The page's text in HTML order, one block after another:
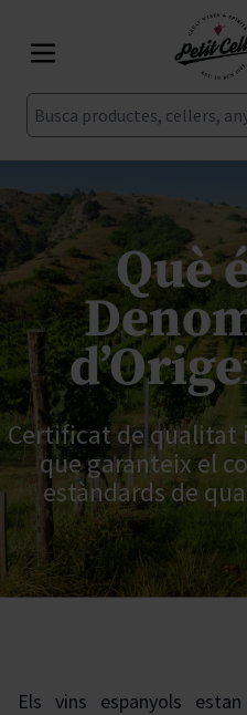
Cerca
Què
Certificat de qualitat
que garanteix el
estàndards de
Els vins espanyols